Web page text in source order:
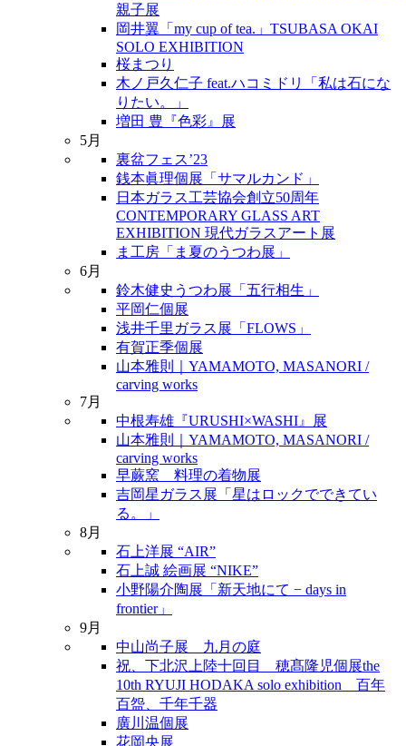
親子展
岡井翼「my cup of tea.」TSUBASA OKAI
SOLO EXHIBITION
桜まつり
木ノ戸久仁子 feat.ハコミドリ「私は石にな
りたい。」
増田 豊『色彩』展
5月
裏盆フェス’23
銭本眞理個展「サマルカンド」
日本ガラス工芸協会創立50周年
CONTEMPORARY GLASS ART
EXHIBITION 現代ガラスアート展
ま工房「ま夏のうつわ展」
6月
鈴木健史うつわ展「五行相生」
平岡仁個展
浅井千里ガラス展「FLOWS」
有賀正季個展
山本雅則｜YAMAMOTO, MASANORI /
carving works
7月
中根寿雄『URUSHI×WASHI』展
山本雅則｜YAMAMOTO, MASANORI /
carving works
早蕨窯 料理の着物展
吉岡星ガラス展「星はロックでできてい
る。」
8月
石上洋展 “AIR”
石上誠 絵画展 “NIKE”
小野陽介陶展「新天地にて − days in
frontier」
9月
中山尚子展 九月の庭
祝、下北沢上陸十回目 穂髙隆児個展the
10th RYUJI HODAKA solo exhibition 百年
百盌、千年千器
廣川温個展
花岡央展